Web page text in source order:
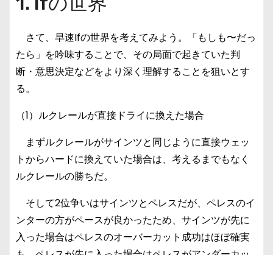
さて、早速Ifの世界を考えてみよう。「もしも〜だっ
たら」を吟味することで、その局面で起きていた判
断・意思決定などをより深く理解することを狙いとす
る。
（1）ルクレールが直接ドライに換えた場合
まずルクレールがサインツと同じように直接ウェッ
トからハードに換えていた場合は、考えるまでもなく
ルクレールの勝ちだ。
そして2位争いはサインツとペレスだが、ペレスのイ
ンターの方がペースが良かったため、サインツが先に
入った場合はペレスのオーバーカット成功はほぼ確実